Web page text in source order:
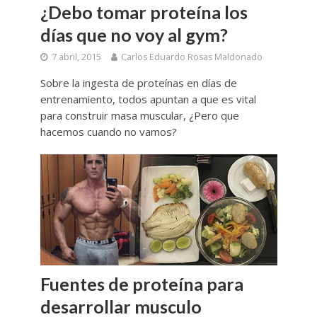
¿Debo tomar proteína los
días que no voy al gym?
7 abril, 2015 Carlos Eduardo Rosas Maldonado
Sobre la ingesta de proteínas en días de
entrenamiento, todos apuntan a que es vital
para construir masa muscular, ¿Pero que
hacemos cuando no vamos?
Fuentes de proteína para
desarrollar musculo